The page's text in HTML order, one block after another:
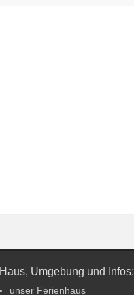
Haus, Umgebung und Infos:
unser Ferienhaus